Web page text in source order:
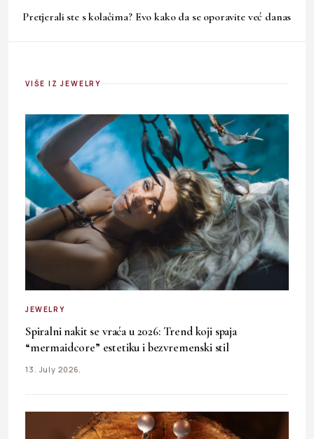
Pretjerali ste s kolačima? Evo kako da se oporavite već danas
VIŠE IZ JEWELRY
JEWELRY
Spiralni nakit se vraća u 2026: Trend koji spaja
“mermaidcore” estetiku i bezvremenski stil
13. July 2026.